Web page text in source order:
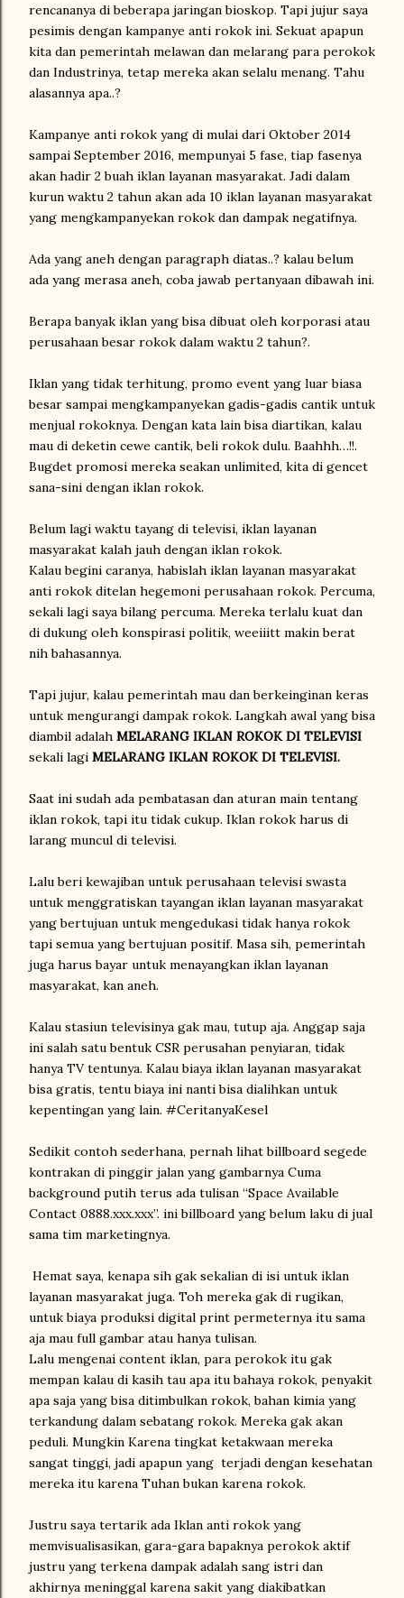
rencananya di beberapa jaringan bioskop. Tapi jujur saya
pesimis dengan kampanye anti rokok ini. Sekuat apapun
kita dan pemerintah melawan dan melarang para perokok
dan Industrinya, tetap mereka akan selalu menang. Tahu
alasannya apa..?
Kampanye anti rokok yang di mulai dari Oktober 2014
sampai September 2016, mempunyai 5 fase, tiap fasenya
akan hadir 2 buah iklan layanan masyarakat. Jadi dalam
kurun waktu 2 tahun akan ada 10 iklan layanan masyarakat
yang mengkampanyekan rokok dan dampak negatifnya.
Ada yang aneh dengan paragraph diatas..? kalau belum
ada yang merasa aneh, coba jawab pertanyaan dibawah ini.
Berapa banyak iklan yang bisa dibuat oleh korporasi atau
perusahaan besar rokok dalam waktu 2 tahun?.
Iklan yang tidak terhitung, promo event yang luar biasa
besar sampai mengkampanyekan gadis-gadis cantik untuk
menjual rokoknya. Dengan kata lain bisa diartikan, kalau
mau di deketin cewe cantik, beli rokok dulu. Baahhh…!!.
Bugdet promosi mereka seakan unlimited, kita di gencet
sana-sini dengan iklan rokok.
Belum lagi waktu tayang di televisi, iklan layanan
masyarakat kalah jauh dengan iklan rokok.
Kalau begini caranya, habislah iklan layanan masyarakat
anti rokok ditelan hegemoni perusahaan rokok. Percuma,
sekali lagi saya bilang percuma. Mereka terlalu kuat dan
di dukung oleh konspirasi politik, weeiiitt makin berat
nih bahasannya.
Tapi jujur, kalau pemerintah mau dan berkeinginan keras
untuk mengurangi dampak rokok. Langkah awal yang bisa
diambil adalah MELARANG IKLAN ROKOK DI TELEVISI
sekali lagi MELARANG IKLAN ROKOK DI TELEVISI.
Saat ini sudah ada pembatasan dan aturan main tentang
iklan rokok, tapi itu tidak cukup. Iklan rokok harus di
larang muncul di televisi.
Lalu beri kewajiban untuk perusahaan televisi swasta
untuk menggratiskan tayangan iklan layanan masyarakat
yang bertujuan untuk mengedukasi tidak hanya rokok
tapi semua yang bertujuan positif. Masa sih, pemerintah
juga harus bayar untuk menayangkan iklan layanan
masyarakat, kan aneh.
Kalau stasiun televisinya gak mau, tutup aja. Anggap saja
ini salah satu bentuk CSR perusahan penyiaran, tidak
hanya TV tentunya. Kalau biaya iklan layanan masyarakat
bisa gratis, tentu biaya ini nanti bisa dialihkan untuk
kepentingan yang lain. #CeritanyaKesel
Sedikit contoh sederhana, pernah lihat billboard segede
kontrakan di pinggir jalan yang gambarnya Cuma
background putih terus ada tulisan “Space Available
Contact 0888.xxx.xxx”. ini billboard yang belum laku di jual
sama tim marketingnya.
Hemat saya, kenapa sih gak sekalian di isi untuk iklan
layanan masyarakat juga. Toh mereka gak di rugikan,
untuk biaya produksi digital print permeternya itu sama
aja mau full gambar atau hanya tulisan.
Lalu mengenai content iklan, para perokok itu gak
mempan kalau di kasih tau apa itu bahaya rokok, penyakit
apa saja yang bisa ditimbulkan rokok, bahan kimia yang
terkandung dalam sebatang rokok. Mereka gak akan
peduli. Mungkin Karena tingkat ketakwaan mereka
sangat tinggi, jadi apapun yang terjadi dengan kesehatan
mereka itu karena Tuhan bukan karena rokok.
Justru saya tertarik ada Iklan anti rokok yang
memvisualisasikan, gara-gara bapaknya perokok aktif
justru yang terkena dampak adalah sang istri dan
akhirnya meninggal karena sakit yang diakibatkan